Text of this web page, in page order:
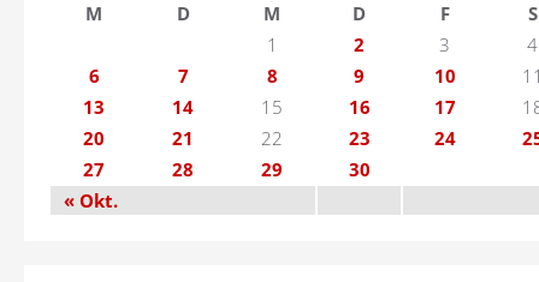
M D M D F
S
1
2 3
4
6
7 8 9 10
13
14 15 16 17
20
21 22 23 24
27
28 29
30
« Okt.